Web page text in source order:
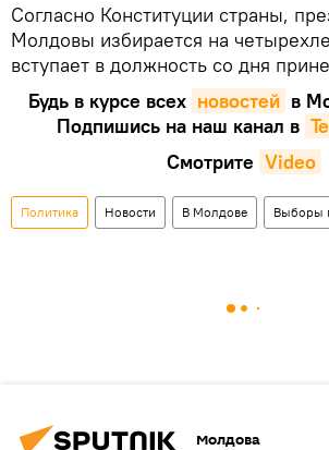
Согласно Конституции страны,
Молдовы избирается на
вступает в должность со дня
Будь в курсе всех новостей в
Подпишись на наш канал в
Смотрите Video
Политика Новости В Молдове Выборы
Молдова